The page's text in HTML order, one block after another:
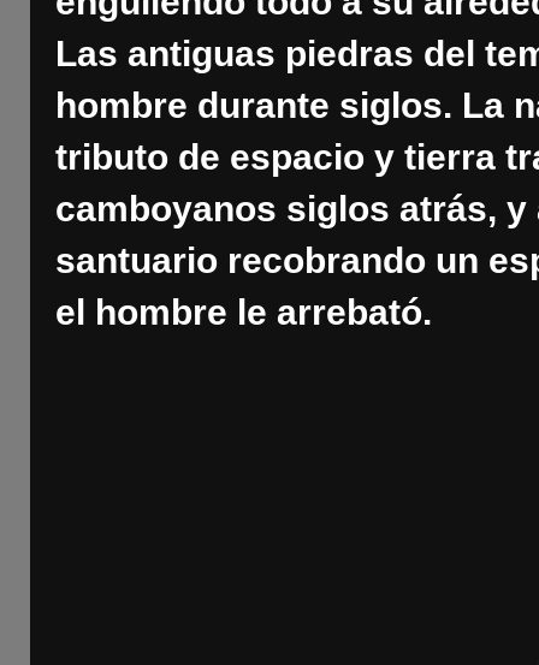
Las antiguas piedras del
hombre durante siglos. La
tributo de espacio y tierra
camboyanos siglos atrás,
santuario recobrando un
el hombre le arrebató.